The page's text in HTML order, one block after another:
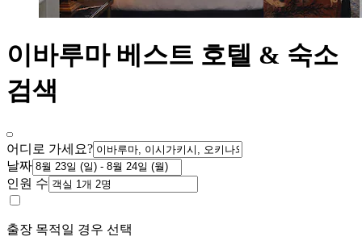
이바루마 베스트 호텔 & 숙소
검색
어디로 가세요?
날짜
인원 수
출장 목적일 경우 선택